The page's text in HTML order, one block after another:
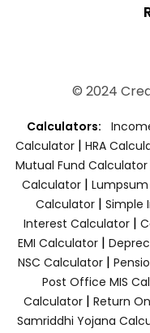
© 2024
Calculators:
Calculator | HRA
Mutual Fund Calculator
Calculator |
Calculator| Simple
Interest Calculator|
EMI Calculator|
NSC Calculator|
Post Office MIS
Calculator| Return
Samriddhi Yojana